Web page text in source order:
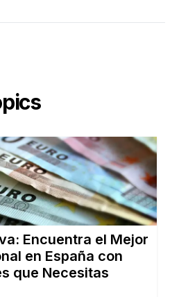
Encuentra el Mejor
en España con
que Necesitas